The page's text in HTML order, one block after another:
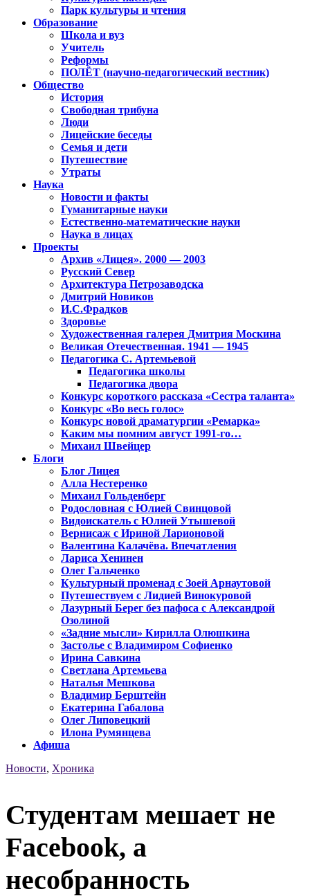
Парк культуры и чтения
Образование
Школа и вуз
Учитель
Реформы
ПОЛЁТ (научно-педагогический вестник)
Общество
История
Свободная трибуна
Люди
Лицейские беседы
Семья и дети
Путешествие
Утраты
Наука
Новости и факты
Гуманитарные науки
Естественно-математические науки
Наука в лицах
Проекты
Архив «Лицея». 2000 — 2003
Русский Север
Архитектура Петрозаводска
Дмитрий Новиков
И.С.Фрадков
Здоровье
Художественная галерея Дмитрия Москина
Великая Отечественная. 1941 — 1945
Педагогика С. Артемьевой
Педагогика школы
Педагогика двора
Конкурс короткого рассказа «Сестра таланта»
Конкурс «Во весь голос»
Конкурс новой драматургии «Ремарка»
Каким мы помним август 1991-го…
Михаил Швейцер
Блоги
Блог Лицея
Алла Нестеренко
Михаил Гольденберг
Родословная с Юлией Свинцовой
Видоискатель с Юлией Утышевой
Вернисаж с Ириной Ларионовой
Валентина Калачёва. Впечатления
Лариса Хенинен
Олег Гальченко
Культурный променад с Зоей Арнаутовой
Путешествуем с Лидией Винокуровой
Лазурный Берег без пафоса с Александрой
Озолиной
«Задние мысли» Кирилла Олюшкина
Застолье с Владимиром Софиенко
Ирина Савкина
Светлана Артемьева
Наталья Мешкова
Владимир Берштейн
Екатерина Габалова
Олег Липовецкий
Илона Румянцева
Афиша
Новости, Хроника
Студентам мешает не
Facebook, а
несобранность